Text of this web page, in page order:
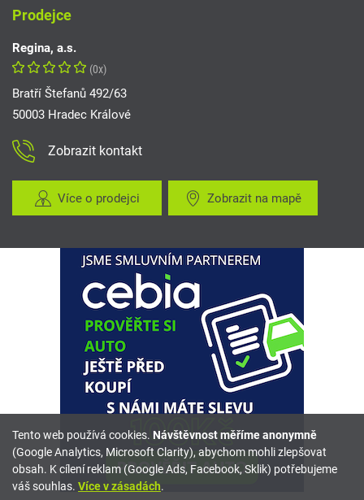
Prodejce
Regina, a.s.
(0x)
Bratří Štefanů 492/63
50003 Hradec Králové
Zobrazit kontakt
Více o prodejci Zobrazit na mapě
Tento web používá cookies. Návštěvnost měříme anonymně
(Google Analytics, Microsoft Clarity), abychom mohli zlepšovat
obsah. K cílení reklam (Google Ads, Facebook, Sklik) potřebujeme
váš souhlas. Více v zásadách.